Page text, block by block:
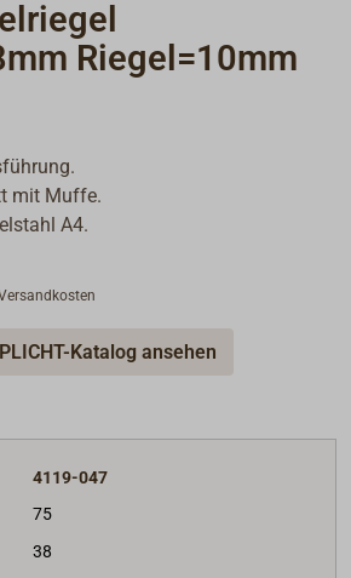
Riegel=10mm
mit Muffe.
A4.
Katalog ansehen
4119-047
75
38